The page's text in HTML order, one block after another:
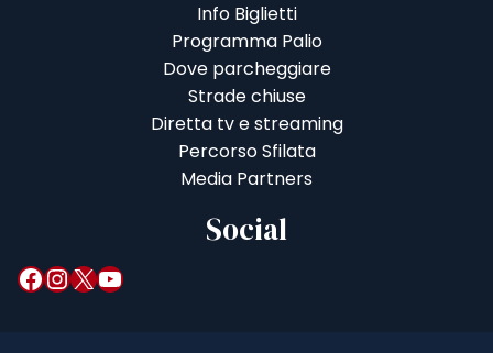
Info Biglietti
Programma Palio
Dove parcheggiare
Strade chiuse
Diretta tv e streaming
Percorso Sfilata
Media Partners
Social
Facebook InstagramX YouTube